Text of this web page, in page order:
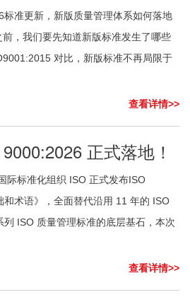
准更新，新版质量管理体系如何落地
，我们要先知道新版标准发生了哪些
对比，新版标准不再局限于
查看详情>>
正式落地！
际标准化组织 ISO 正式发布ISO
术语》，全面替代沿用 11 年的 ISO
ISO 质量管理标准的底层基石，本次
查看详情>>